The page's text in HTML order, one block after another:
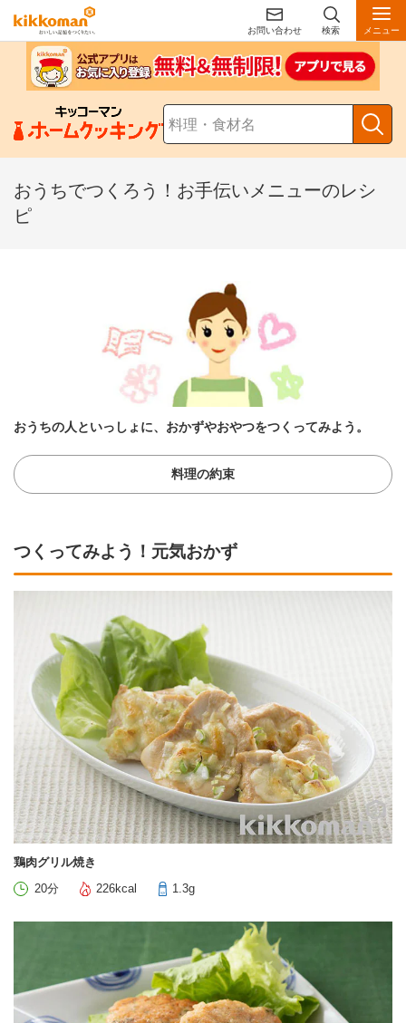
お問い合わせ 検索 メニュー
おうちでつくろう！お手伝いメニューのレシ
ピ
おうちの人といっしょに、おかずやおやつをつくってみよう。
料理の約束
つくってみよう！元気おかず
鶏肉グリル焼き
20分
226kcal 1.3g